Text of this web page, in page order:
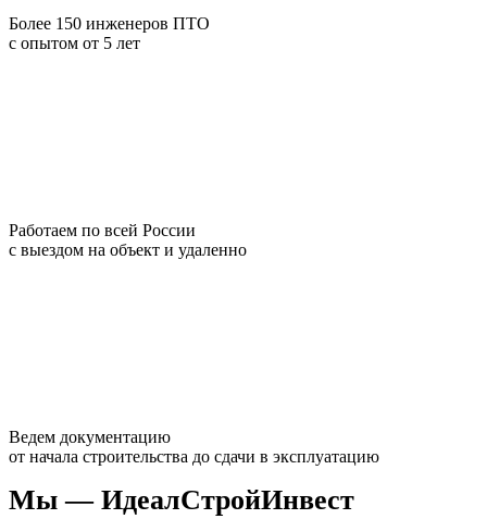
Более 150 инженеров ПТО
с опытом от 5 лет
Работаем по всей России
с выездом на объект и удаленно
Ведем документацию
от начала строительства до сдачи в эксплуатацию
Мы — ИдеалСтройИнвест